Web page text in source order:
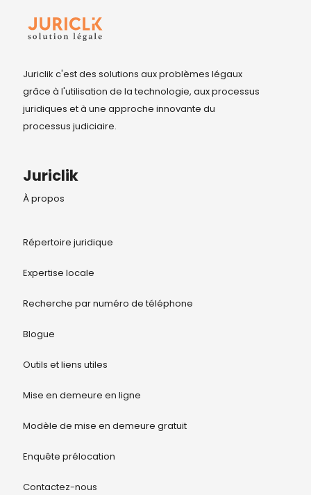
Juriclik c'est des solutions aux problèmes légaux
grâce à l'utilisation de la technologie, aux processus
juridiques et à une approche innovante du
processus judiciaire.
Juriclik
À propos
Répertoire juridique
Expertise locale
Recherche par numéro de téléphone
Blogue
Outils et liens utiles
Mise en demeure en ligne
Modèle de mise en demeure gratuit
Enquête prélocation
Contactez-nous